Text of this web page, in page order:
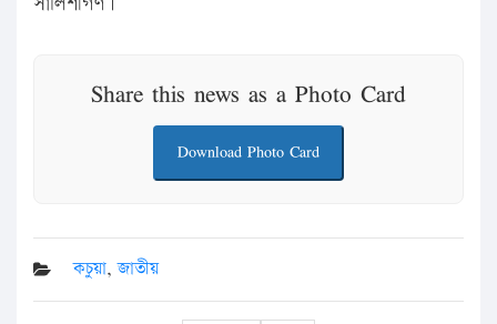
Share this news as a Photo Card
Download Photo Card
কচুয়া,জাতীয়